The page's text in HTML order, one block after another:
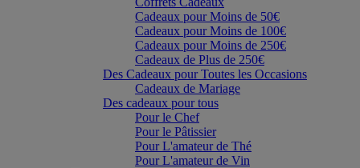
Cadeaux pour Moins de 50€
Cadeaux pour Moins de 100€
Cadeaux pour Moins de 250€
Cadeaux de Plus de 250€
Des Cadeaux pour Toutes les Occasions
Cadeaux de Mariage
Des cadeaux pour tous
Pour le Chef
Pour le Pâtissier
Pour L'amateur de Thé
Pour L'amateur de Vin